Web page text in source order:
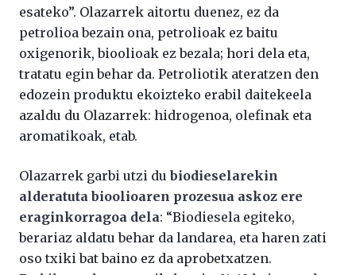
esateko”. Olazarrek aitortu duenez, ez da
petrolioa bezain ona, petrolioak ez baitu
oxigenorik, bioolioak ez bezala; hori dela eta,
tratatu egin behar da. Petroliotik ateratzen den
edozein produktu ekoizteko erabil daitekeela
azaldu du Olazarrek: hidrogenoa, olefinak eta
aromatikoak, etab.
Olazarrek garbi utzi dubiodieselarekin
alderatuta bioolioaren prozesua askoz ere
eraginkorragoa dela: “Biodiesela egiteko,
berariaz aldatu behar da landarea, eta haren zati
oso txiki bat baino ez da aprobetxatzen.